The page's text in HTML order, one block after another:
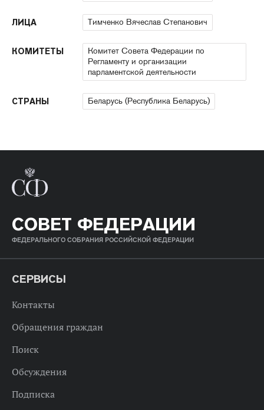
ЛИЦА Тимченко Вячеслав Степанович
КОМИТЕТЫ
Комитет Совета Федерации по
Регламенту и организации
парламентской деятельности
СТРАНЫ Беларусь (Республика Беларусь)
СОВЕТ ФЕДЕРАЦИИ
ФЕДЕРАЛЬНОГО СОБРАНИЯ РОССИЙСКОЙ ФЕДЕРАЦИИ
СЕРВИСЫ
Контакты
Обращения граждан
Поиск
Обсуждения
Подписка